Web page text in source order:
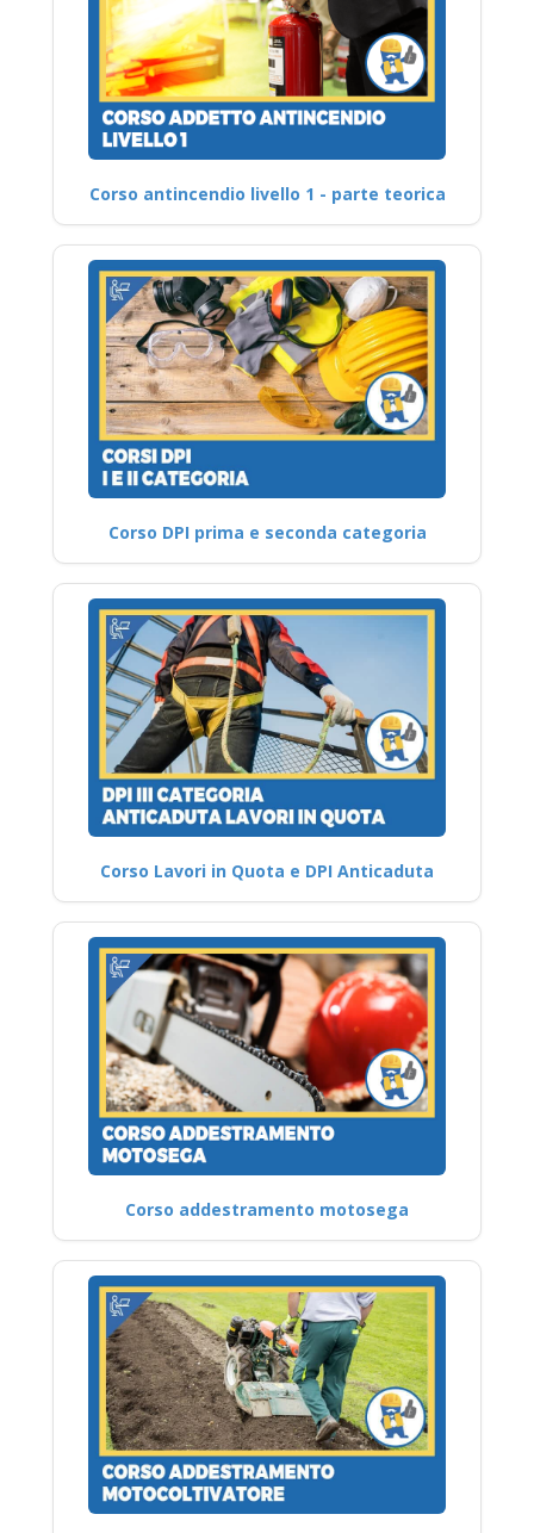
Corso antincendio livello 1 - parte teorica
Corso DPI prima e seconda categoria
Corso Lavori in Quota e DPI Anticaduta
Corso addestramento motosega